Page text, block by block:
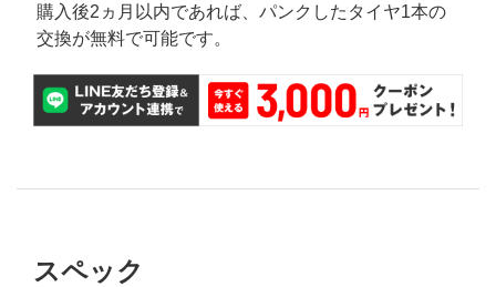
購入後2ヵ月以内であれば、パンクしたタイヤ1本の
交換が無料で可能です。
スペック